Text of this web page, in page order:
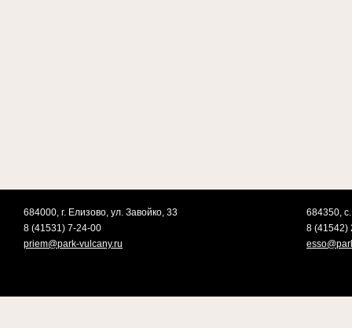
684000, г. Елизово, ул. Завойко, 33
8 (41531) 7-24-00
priem@park-vulcany.ru
684350,
8 (41542)